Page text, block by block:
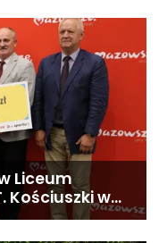
Liceum
Kościuszki w